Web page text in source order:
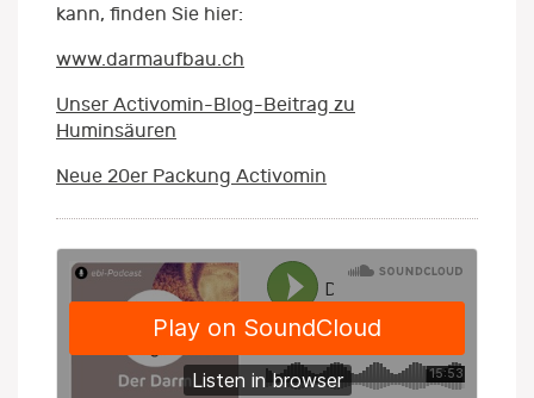
kann, finden Sie hier:
www.darmaufbau.ch
Unser Activomin-Blog-Beitrag zu
Huminsäuren
Neue 20er Packung Activomin